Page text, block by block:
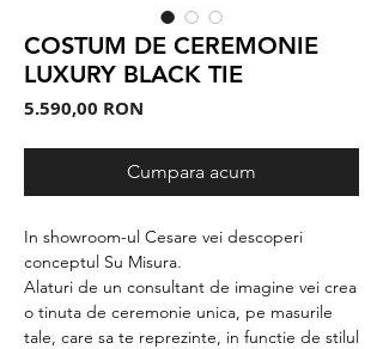
COSTUM DE CEREMONIE
LUXURY BLACK TIE
5.590,00 RON
Cumpara acum
In showroom-ul Cesare vei descoperi
conceptul Su Misura.
Alaturi de un consultant de imagine vei crea
o tinuta de ceremonie unica, pe masurile
tale, care sa te reprezinte, in functie de stilul